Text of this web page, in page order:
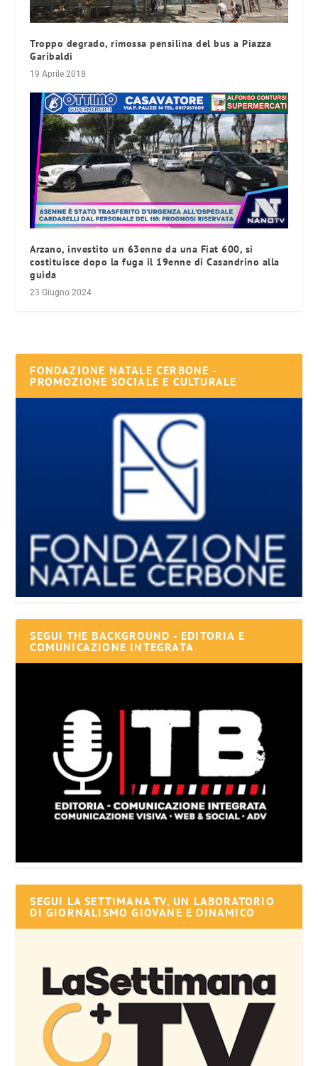
Troppo degrado, rimossa pensilina del bus a Piazza
Garibaldi
19 Aprile 2018
Arzano, investito un 63enne da una Fiat 600, si
costituisce dopo la fuga il 19enne di Casandrino alla
guida
23 Giugno 2024
FONDAZIONE NATALE CERBONE -
PROMOZIONE SOCIALE E CULTURALE
SEGUI THE BACKGROUND - EDITORIA E
COMUNICAZIONE INTEGRATA
SEGUI LA SETTIMANA TV, UN LABORATORIO
DI GIORNALISMO GIOVANE E DINAMICO